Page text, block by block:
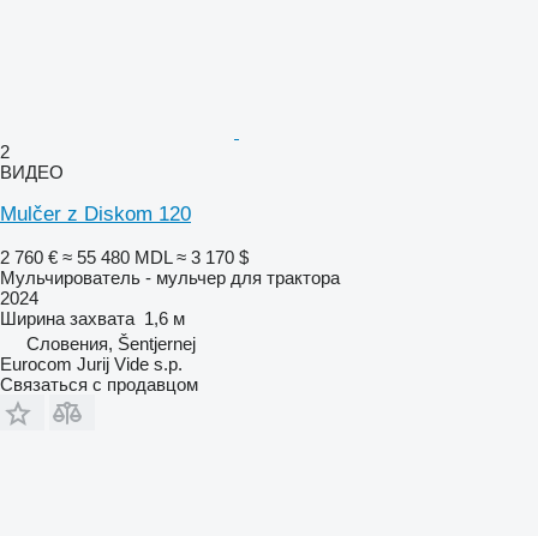
2
ВИДЕО
Mulčer z Diskom 120
2 760 € ≈ 55 480 MDL ≈ 3 170 $
Мульчирователь - мульчер для трактора
2024
Ширина захвата 1,6 м
Словения, Šentjernej
Eurocom Jurij Vide s.p.
Связаться с продавцом